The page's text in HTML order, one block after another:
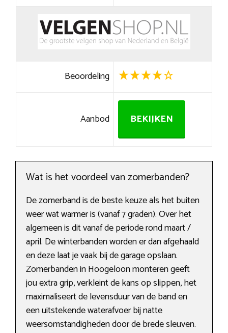
Beoordeling
Aanbod BEKIJKEN
Wat is het voordeel van zomerbanden?
De zomerband is de beste keuze als het buiten
weer wat warmer is (vanaf 7 graden). Over het
algemeen is dit vanaf de periode rond maart /
april. De winterbanden worden er dan afgehaald
en deze laat je vaak bij de garage opslaan.
Zomerbanden in Hoogeloon monteren geeft
jou extra grip, verkleint de kans op slippen, het
maximaliseert de levensduur van de band en
een uitstekende waterafvoer bij natte
weersomstandigheden door de brede sleuven.